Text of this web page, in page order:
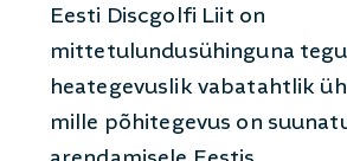
Eesti Discgolfi Liit on
mittetulundusühinguna
heategevuslik vabatahtlik
mille põhitegevus on